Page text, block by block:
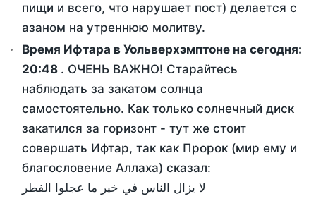
пищи и всего, что нарушает пост) делается с
азаном на утреннюю молитву.
Время Ифтара в Уольверхэмптоне на сегодня:
20:48 . ОЧЕНЬ ВАЖНО! Старайтесь
наблюдать за закатом солнца
самостоятельно. Как только солнечный диск
закатился за горизонт - тут же стоит
совершать Ифтар, так как Пророк (мир ему и
благословение Аллаха) сказал:
لا يزال الناس في خير ما عجلوا الفطر